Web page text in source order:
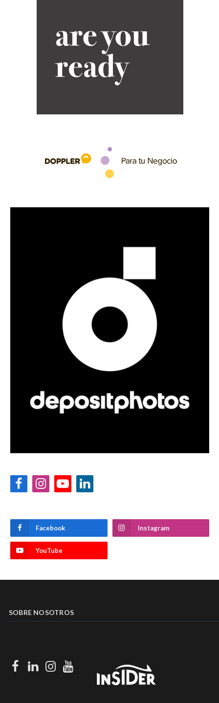
FacebookInstagramYouTubeLinkedIn
Facebook Instagram
YouTube
SOBRE NOSOTROS
Facebook
LinkedInInstagram
Youtube